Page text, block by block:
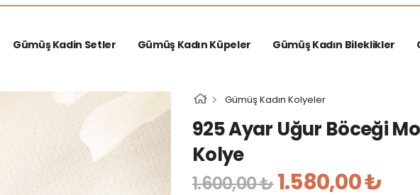
Gümüş Kadin Setler Gümüş Kadın Küpeler Gümüş Kadın Bileklikler
Gümüş Kadın Kolyeler
925 Ayar Uğur Böceği
Kolye
1.600,00 ₺1.580,00 ₺